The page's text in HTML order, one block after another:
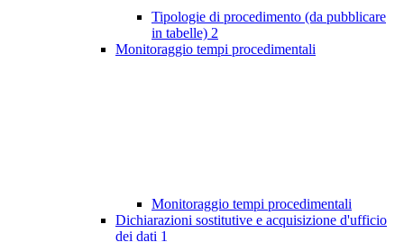
Tipologie di procedimento (da pubblicare
in tabelle) 2
Monitoraggio tempi procedimentali
Monitoraggio tempi procedimentali
Dichiarazioni sostitutive e acquisizione d'ufficio
dei dati 1